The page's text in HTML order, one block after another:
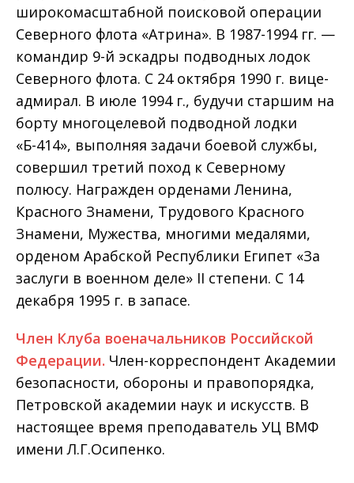
широкомасштабной поисковой опера­ции
Северного флота «Атрина». В 1987-1994 гг. —
командир 9-й эскадры подвод­ных лодок
Северного флота. С 24 октября 1990 г. вице-
адмирал. В июле 1994 г., будучи старшим на
борту многоцелевой подводной лодки
«Б-414», выполняя за­дачи боевой службы,
совершил третий поход к Северному
полюсу. Награжден орденами Ленина,
Красного Знамени, Трудового Красного
Знамени, Мужества, многими медалями,
орденом Арабской Республики Египет «За
заслуги в военном деле» II степени. С 14
декабря 1995 г. в запасе.
Член Клуба военачальников Российской
Федерации. Член-корреспондент Академии
безопасности, обороны и правопорядка,
Пе­тровской академии наук и искусств. В
настоящее время преподаватель УЦ ВМФ
имени Л.Г.Осипенко.